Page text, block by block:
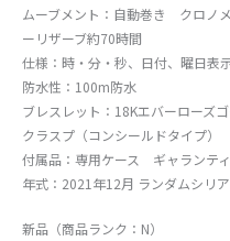
ムーブメント：自動巻き クロ
ーリザーブ約70時間
仕様：時・分・秒、日付、曜日表
防水性：100m防水
ブレスレット：18Kエバーロー
クラスプ（コンシールドタイプ）
付属品：専用ケース ギャラン
年式：2021年12月 ランダムシリ
新品（商品ランク：N）